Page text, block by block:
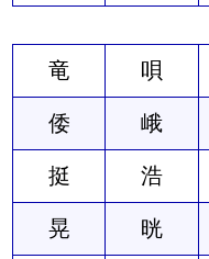
竜 唄
倭 峨
挺 浩
晃 晄